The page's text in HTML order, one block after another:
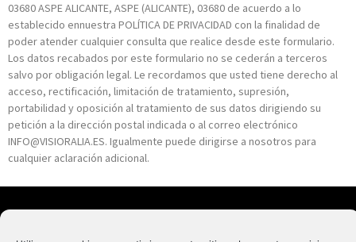
03680 ASPE ALICANTE, ASPE (ALICANTE), 03680 de acuerdo a lo
establecido ennuestra POLÍTICA DE PRIVACIDAD con la finalidad de
poder atender cualquier consulta que realice desde este formulario.
Los datos recabados por este formulario no se cederán a terceros
salvo por obligación legal. Le recordamos que usted tiene derecho al
acceso, rectificación, limitación de tratamiento, supresión,
portabilidad y oposición al tratamiento de sus datos dirigiendo su
petición a la dirección postal indicada o al correo electrónico
INFO@VISIORALIA.ES. Igualmente puede dirigirse a nosotros para
cualquier aclaración adicional.